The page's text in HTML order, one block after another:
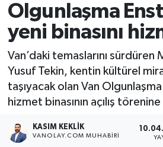
Olgunlaşma
yeni binasını
Van’daki temaslarını sürdüren
Yusuf Tekin, kentin kültürel
taşıyacak olan Van
hizmet binasının açılış törenine
KASIM KEKLIK
VANOLAY.COM MUHABIRI
Ekonomi
Sağlık
Dünya
Van Trafik Yoğunluk
Süper Lig Puan Durumu ve
Son Dakika Haberleri
Haber Arşivi